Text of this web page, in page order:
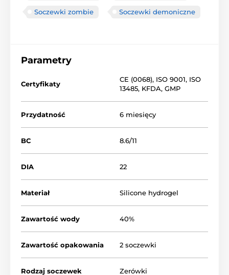
Soczewki zombie Soczewki demoniczne
Parametry
Certyfikaty
CE (0068), ISO 9001, ISO
13485, KFDA, GMP
Przydatność 6 miesięcy
BC 8.6/11
DIA 22
Materiał Silicone hydrogel
Zawartość wody 40%
Zawartość opakowania 2 soczewki
Rodzaj soczewek Zerówki